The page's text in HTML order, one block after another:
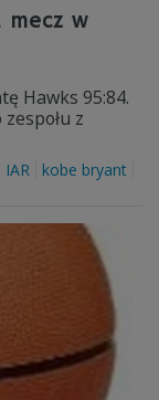
mecz w
Hawks 95:84.
z
IAR
kobe bryant